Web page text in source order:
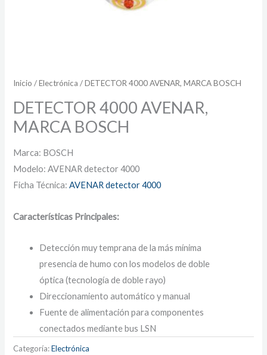
Inicio /Electrónica / DETECTOR 4000 AVENAR, MARCA BOSCH
DETECTOR 4000 AVENAR,
MARCA BOSCH
Marca: BOSCH
Modelo: AVENAR detector 4000
Ficha Técnica:AVENAR detector 4000
Características Principales:
Detección muy temprana de la más mínima
presencia de humo con los modelos de doble
óptica (tecnología de doble rayo)
Direccionamiento automático y manual
Fuente de alimentación para componentes
conectados mediante bus LSN
Categoría:Electrónica